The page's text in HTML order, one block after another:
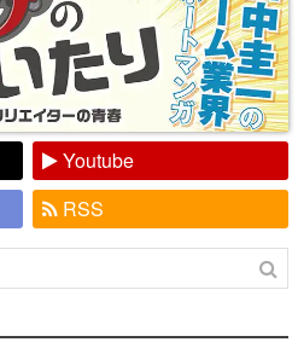
Youtube
RSS